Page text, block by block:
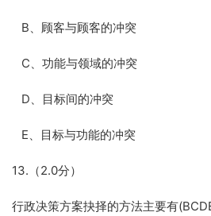
B、顾客与顾客的冲突
C、功能与领域的冲突
D、目标间的冲突
E、目标与功能的冲突
13.（2.0分）
行政决策方案抉择的方法主要有(BCDE